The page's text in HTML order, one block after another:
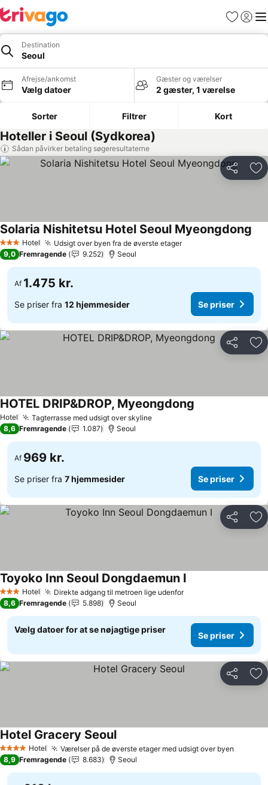
Favoritter
Log ind
Destination
Seoul
Afrejse/ankomst
Vælg datoer
Gæster og værelser
2 gæster, 1 værelse
Sorter Filtrer Kort
Hoteller i Seoul (Sydkorea)
Sådan påvirker betaling søgeresultaterne
Del
3 StjernerHotel Udsigt over byen fra de øverste etagerSe priser
Solaria Nishitetsu Hotel Seoul Myeongdong
9,0 Fremragende 9.252 Seoul
Af 1.475 kr.
Se priser fra 12 hjemmesider Se priser
Del
Hotel Tagterrasse med udsigt over skylineSe priser
HOTEL DRIP&DROP, Myeongdong
8,6 Fremragende 1.087 Seoul
Af 969 kr.
Se priser fra 7 hjemmesider Se priser
Del
3 StjernerHotel Direkte adgang til metroen lige udenforSe priser
Toyoko Inn Seoul Dongdaemun I
8,6 Fremragende 5.898 Seoul
Vælg datoer for at se nøjagtige priser
Se priser
Del
4 StjernerHotel Værelser på de øverste etager med udsigt over byen
Hotel Gracery SeoulSe priser
8,9 Fremragende 8.683 Seoul